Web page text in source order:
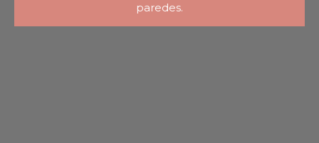
paredes.